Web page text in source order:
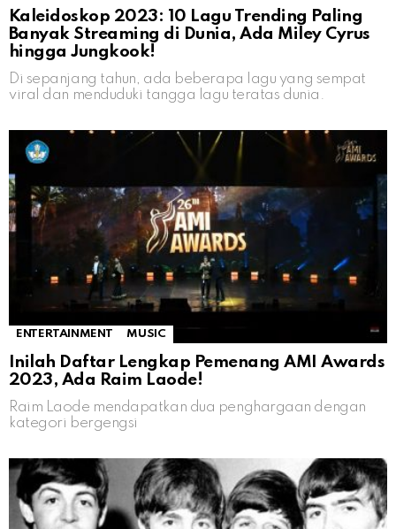
Kaleidoskop 2023: 10 Lagu Trending Paling
Banyak Streaming di Dunia, Ada Miley Cyrus
hingga Jungkook!
Di sepanjang tahun, ada beberapa lagu yang sempat
viral dan menduduki tangga lagu teratas dunia.
ENTERTAINMENT MUSIC
Inilah Daftar Lengkap Pemenang AMI Awards
2023, Ada Raim Laode!
Raim Laode mendapatkan dua penghargaan dengan
kategori bergengsi